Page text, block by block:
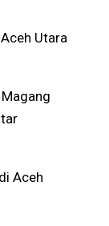
Utara
Aceh